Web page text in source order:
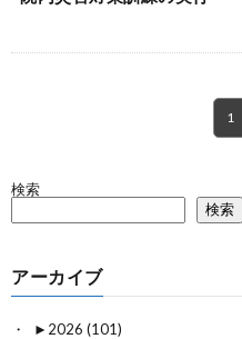
1
検索
検索
アーカイブ
► 2026 (101)